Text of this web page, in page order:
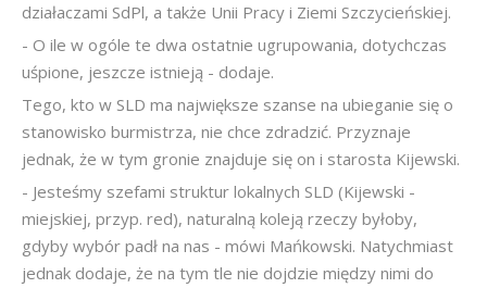
działaczami SdPl, a także Unii Pracy i Ziemi Szczycieńskiej.
- O ile w ogóle te dwa ostatnie ugrupowania, dotychczas
uśpione, jeszcze istnieją - dodaje.
Tego, kto w SLD ma największe szanse na ubieganie się o
stanowisko burmistrza, nie chce zdradzić. Przyznaje
jednak, że w tym gronie znajduje się on i starosta Kijewski.
- Jesteśmy szefami struktur lokalnych SLD (Kijewski -
miejskiej, przyp. red), naturalną koleją rzeczy byłoby,
gdyby wybór padł na nas - mówi Mańkowski. Natychmiast
jednak dodaje, że na tym tle nie dojdzie między nimi do